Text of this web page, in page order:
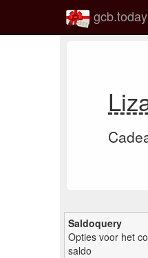
gcb.today
Saldoquery
Opties voor het
saldo